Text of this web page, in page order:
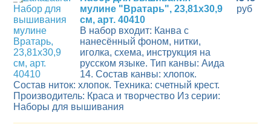
мулине "Вратарь", 23,81х30,9
см, арт. 40410
В набор входит: Канва с
нанесённый фоном, нитки,
иголка, схема, инструкция на
русском языке. Тип канвы: Аида
14. Состав канвы: хлопок.
Состав ниток: хлопок. Техника: счетный крест.
Производитель: Краса и творчество Из серии:
Наборы для вышивания
руб